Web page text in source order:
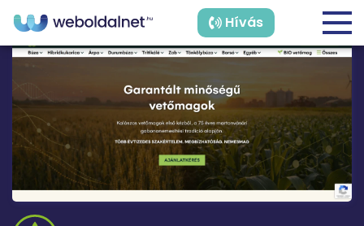
Hívás